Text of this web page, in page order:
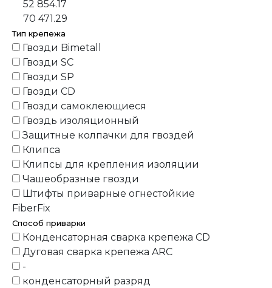
52 854.17
70 471.29
Тип крепежа
Гвозди Bimetall
Гвозди SC
Гвозди SP
Гвозди СD
Гвозди самоклеющиеся
Гвоздь изоляционный
Защитные колпачки для гвоздей
Клипса
Клипсы для крепления изоляции
Чашеобразные гвозди
Штифты приварные огнестойкие
FiberFix
Способ приварки
Конденсаторная сварка крепежа CD
Дуговая сварка крепежа ARC
-
конденсаторный разряд